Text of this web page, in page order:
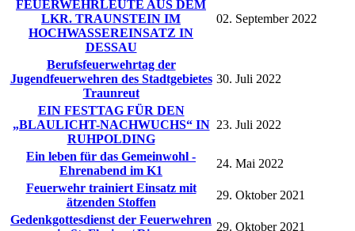
FEUERWEHRLEUTE AUS DEM
LKR. TRAUNSTEIN IM
HOCHWASSEREINSATZ IN
DESSAU
02. September 2022
Berufsfeuerwehrtag der
Jugendfeuerwehren des Stadtgebietes
Traunreut
30. Juli 2022
EIN FESTTAG FÜR DEN
„BLAULICHT-NACHWUCHS“ IN
RUHPOLDING
23. Juli 2022
Ein leben für das Gemeinwohl -
Ehrenabend im K1
24. Mai 2022
Feuerwehr trainiert Einsatz mit
ätzenden Stoffen
29. Oktober 2021
Gedenkgottesdienst der Feuerwehren
29. Oktober 2021